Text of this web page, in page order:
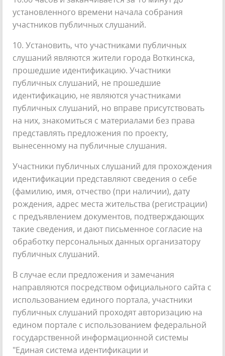
установленного времени начала собрания
участников публичных слушаний.
10. Установить, что участниками публичных
слушаний являются жители города Воткинска,
прошедшие идентификацию. Участники
публичных слушаний, не прошедшие
идентификацию, не являются участниками
публичных слушаний, но вправе присутствовать
на них, знакомиться с материалами без права
представлять предложения по проекту,
вынесенному на публичные слушания.
Участники публичных слушаний для прохождения
идентификации представляют сведения о себе
(фамилию, имя, отчество (при наличии), дату
рождения, адрес места жительства (регистрации)
с предъявлением документов, подтверждающих
такие сведения, и дают письменное согласие на
обработку персональных данных организатору
публичных слушаний.
В случае если предложения и замечания
направляются посредством официального сайта с
использованием единого портала, участники
публичных слушаний проходят авторизацию на
едином портале с использованием федеральной
государственной информационной системы
"Единая система идентификации и